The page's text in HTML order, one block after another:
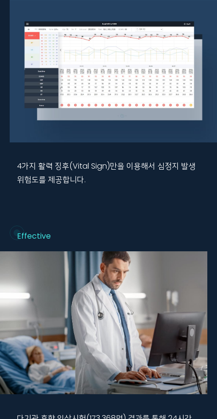
4가지 활력 징후(Vital Sign)만을 이용해서 심정지 발생
위험도를 제공합니다.
Effective